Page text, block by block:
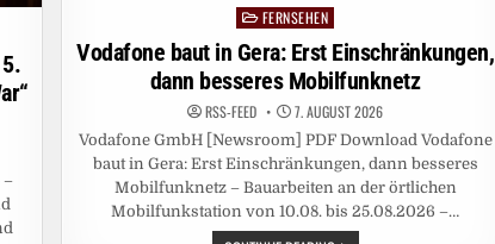
–
Posted
in
FERNSEHEN
Vodafone baut in Gera: Erst Einschränkungen,
dann besseres Mobilfunknetz
RSS-FEED 7. AUGUST 2026
Vodafone GmbH [Newsroom] PDF Download Vodafone
baut in Gera: Erst Einschränkungen, dann besseres
Mobilfunknetz – Bauarbeiten an der örtlichen
Mobilfunkstation von 10.08. bis 25.08.2026 –…